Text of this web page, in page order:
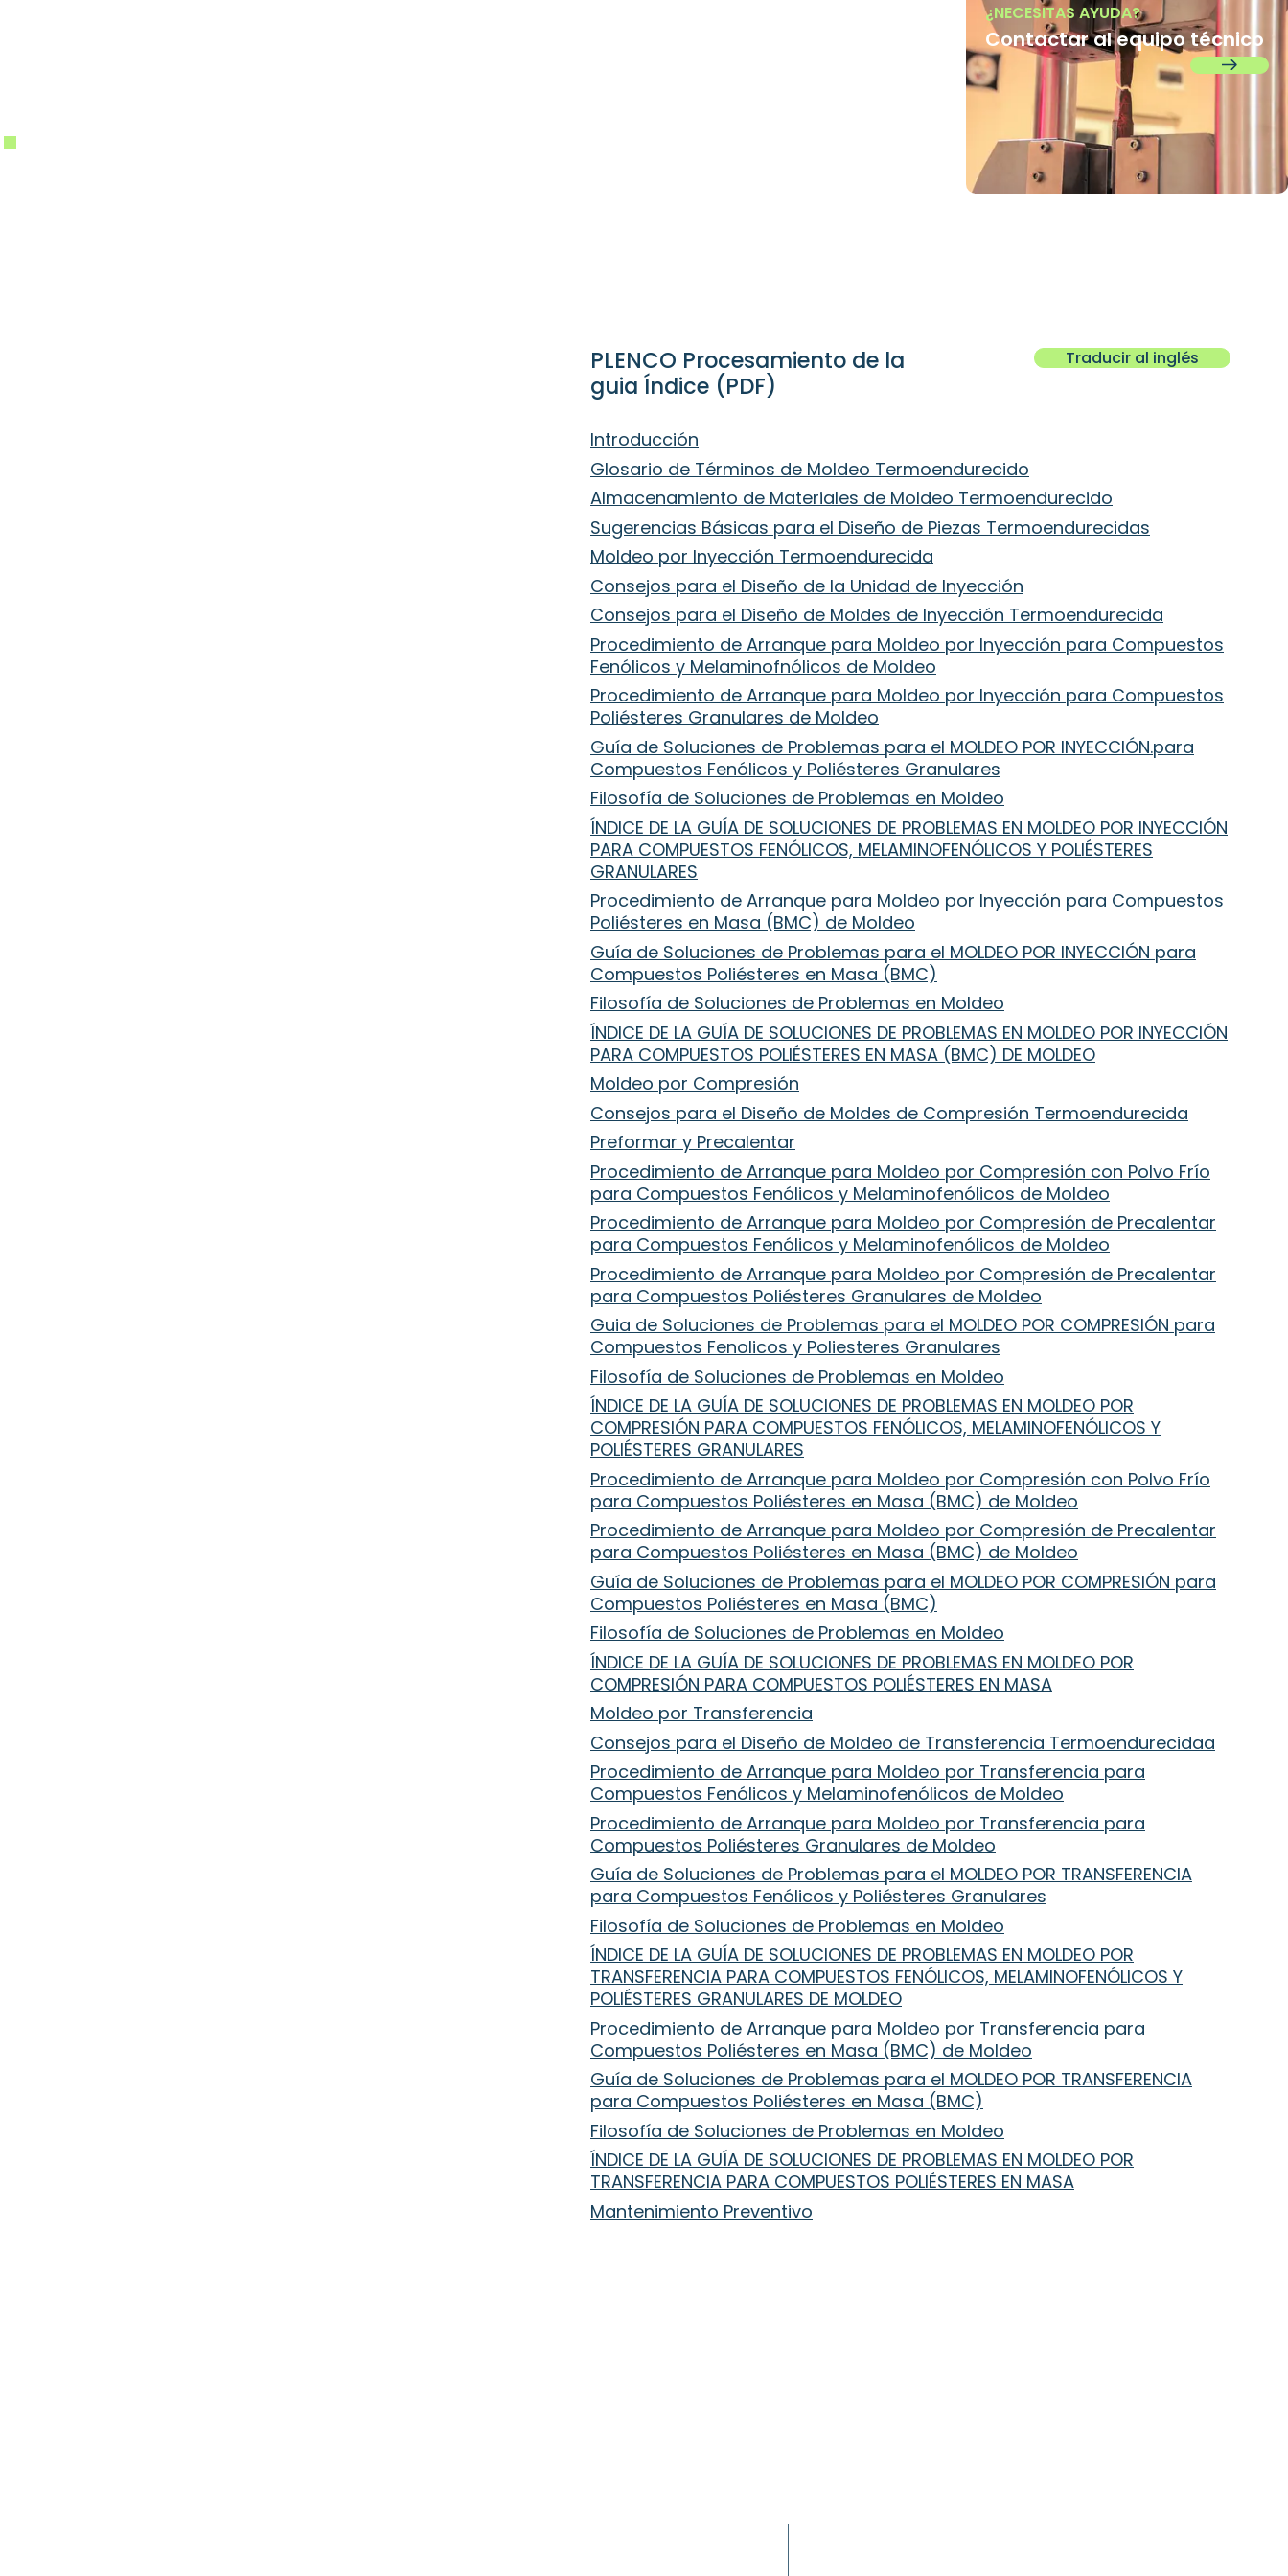
¿NECESITAS AYUDA?
Contactar al equipo técnico
PLENCO Procesamiento de la
guia Índice (PDF)
Traducir al inglés
Introducción
Glosario de Términos de Moldeo Termoendurecido
Almacenamiento de Materiales de Moldeo Termoendurecido
Sugerencias Básicas para el Diseño de Piezas Termoendurecidas
Moldeo por Inyección Termoendurecida
Consejos para el Diseño de la Unidad de Inyección
Consejos para el Diseño de Moldes de Inyección Termoendurecida
Procedimiento de Arranque para Moldeo por Inyección para Compuestos
Fenólicos y Melaminofnólicos de Moldeo
Procedimiento de Arranque para Moldeo por Inyección para Compuestos
Poliésteres Granulares de Moldeo
Guía de Soluciones de Problemas para el MOLDEO POR INYECCIÓN.para
Compuestos Fenólicos y Poliésteres Granulares
Filosofía de Soluciones de Problemas en Moldeo
ÍNDICE DE LA GUÍA DE SOLUCIONES DE PROBLEMAS EN MOLDEO POR INYECCIÓN
PARA COMPUESTOS FENÓLICOS, MELAMINOFENÓLICOS Y POLIÉSTERES
GRANULARES
Procedimiento de Arranque para Moldeo por Inyección para Compuestos
Poliésteres en Masa (BMC) de Moldeo
Guía de Soluciones de Problemas para el MOLDEO POR INYECCIÓN para
Compuestos Poliésteres en Masa (BMC)
Filosofía de Soluciones de Problemas en Moldeo
ÍNDICE DE LA GUÍA DE SOLUCIONES DE PROBLEMAS EN MOLDEO POR INYECCIÓN
PARA COMPUESTOS POLIÉSTERES EN MASA (BMC) DE MOLDEO
Moldeo por Compresión
Consejos para el Diseño de Moldes de Compresión Termoendurecida
Preformar y Precalentar
Procedimiento de Arranque para Moldeo por Compresión con Polvo Frío
para Compuestos Fenólicos y Melaminofenólicos de Moldeo
Procedimiento de Arranque para Moldeo por Compresión de Precalentar
para Compuestos Fenólicos y Melaminofenólicos de Moldeo
Procedimiento de Arranque para Moldeo por Compresión de Precalentar
para Compuestos Poliésteres Granulares de Moldeo
Guia de Soluciones de Problemas para el MOLDEO POR COMPRESIÓN para
Compuestos Fenolicos y Poliesteres Granulares
Filosofía de Soluciones de Problemas en Moldeo
ÍNDICE DE LA GUÍA DE SOLUCIONES DE PROBLEMAS EN MOLDEO POR
COMPRESIÓN PARA COMPUESTOS FENÓLICOS, MELAMINOFENÓLICOS Y
POLIÉSTERES GRANULARES
Procedimiento de Arranque para Moldeo por Compresión con Polvo Frío
para Compuestos Poliésteres en Masa (BMC) de Moldeo
Procedimiento de Arranque para Moldeo por Compresión de Precalentar
para Compuestos Poliésteres en Masa (BMC) de Moldeo
Guía de Soluciones de Problemas para el MOLDEO POR COMPRESIÓN para
Compuestos Poliésteres en Masa (BMC)
Filosofía de Soluciones de Problemas en Moldeo
ÍNDICE DE LA GUÍA DE SOLUCIONES DE PROBLEMAS EN MOLDEO POR
COMPRESIÓN PARA COMPUESTOS POLIÉSTERES EN MASA
Moldeo por Transferencia
Consejos para el Diseño de Moldeo de Transferencia Termoendurecidaa
Procedimiento de Arranque para Moldeo por Transferencia para
Compuestos Fenólicos y Melaminofenólicos de Moldeo
Procedimiento de Arranque para Moldeo por Transferencia para
Compuestos Poliésteres Granulares de Moldeo
Guía de Soluciones de Problemas para el MOLDEO POR TRANSFERENCIA
para Compuestos Fenólicos y Poliésteres Granulares
Filosofía de Soluciones de Problemas en Moldeo
ÍNDICE DE LA GUÍA DE SOLUCIONES DE PROBLEMAS EN MOLDEO POR
TRANSFERENCIA PARA COMPUESTOS FENÓLICOS, MELAMINOFENÓLICOS Y
POLIÉSTERES GRANULARES DE MOLDEO
Procedimiento de Arranque para Moldeo por Transferencia para
Compuestos Poliésteres en Masa (BMC) de Moldeo
Guía de Soluciones de Problemas para el MOLDEO POR TRANSFERENCIA
para Compuestos Poliésteres en Masa (BMC)
Filosofía de Soluciones de Problemas en Moldeo
ÍNDICE DE LA GUÍA DE SOLUCIONES DE PROBLEMAS EN MOLDEO POR
TRANSFERENCIA PARA COMPUESTOS POLIÉSTERES EN MASA
Mantenimiento Preventivo